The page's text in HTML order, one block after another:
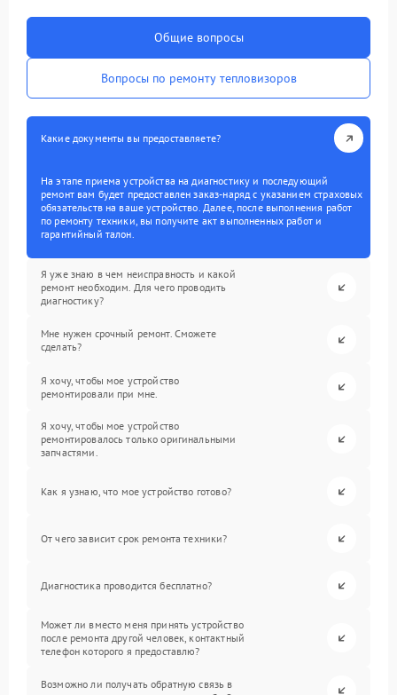
Общие вопросы
Вопросы по ремонту тепловизоров
Какие документы вы предоставляете?
На этапе приема устройства на диагностику и последующий
ремонт вам будет предоставлен заказ-наряд с указанием страховых
обязательств на ваше устройство. Далее, после выполнения работ
по ремонту техники, вы получите акт выполненных работ и
гарантийный талон.
Я уже знаю в чем неисправность и какой
ремонт необходим. Для чего проводить
диагностику?
Мне нужен срочный ремонт. Сможете
сделать?
Я хочу, чтобы мое устройство
ремонтировали при мне.
Я хочу, чтобы мое устройство
ремонтировалось только оригинальными
запчастями.
Как я узнаю, что мое устройство готово?
От чего зависит срок ремонта техники?
Диагностика проводится бесплатно?
Может ли вместо меня принять устройство
после ремонта другой человек, контактный
телефон которого я предоставлю?
Возможно ли получать обратную связь в